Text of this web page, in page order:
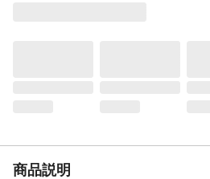
商品説明